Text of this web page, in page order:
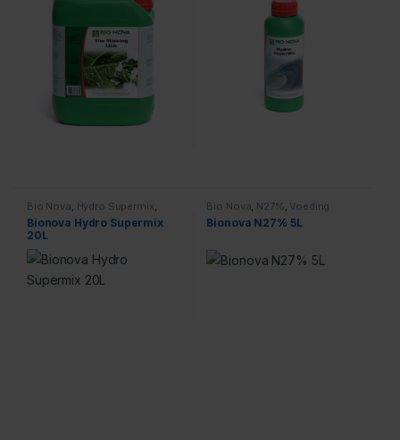
Bio Nova Hydro Supermix
Bionova Hydro Supermix
20L
Bio Nova N27% Voeding
Bionova N27% 5L